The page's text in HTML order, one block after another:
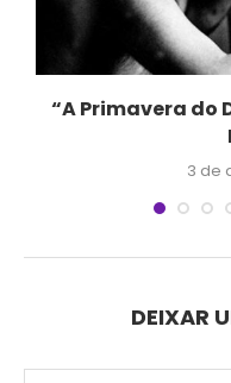
“A Primavera do
3 de
DEIXAR